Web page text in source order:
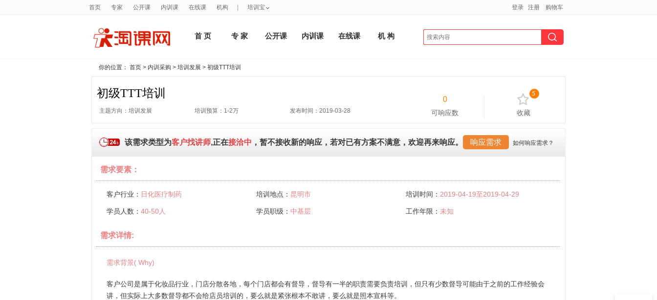
首页 专家 公开课 内训课 在线课 机构 培训宝 登录 注册 购物车
首 页 专 家 公开课 内训课 在线课 机 构
你的位置： 首页 > 内训采购 > 培训发展 > 初级TTT培训
初级TTT培训
主题方向：培训发展 培训预算：1-2万 发布时间：2019-03-28
0
可响应数
5
收藏
响应需求 如何响应需求？
该需求类型为客户找讲师,正在接洽中 ，暂不接收新的响应，若对已有方案不满意，欢迎再来响应。
需求要素：
客户行业： 日化医疗制药 培训地点： 昆明市 培训时间： 2019-04-19至2019-04-29
学员人数： 40-50人 学员职级： 中基层 工作年限： 未知
需求详情:
需求背景( Why)
客户公司是属于化妆品行业，门店分散各地，每个门店都会有督导，督导有一半的职责需要负责培训，但只有少数督导可能由于之前的工作经验会
讲，但实际上大多数督导都不会给店员培训的，要么就是紧张根本不敢讲，要么就是照本宣科等。